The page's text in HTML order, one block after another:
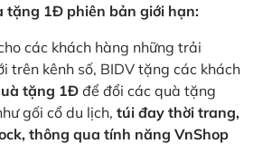
tặng 1Đ phiên bản giới hạn:
các khách hàng những trải
trên kênh số, BIDV tặng các khách
tặng 1Đ để đổi các quà tặng
gối cổ du lịch, túi đay thời trang,
thông qua tính năng VnShop